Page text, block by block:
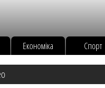
Економіка Спорт